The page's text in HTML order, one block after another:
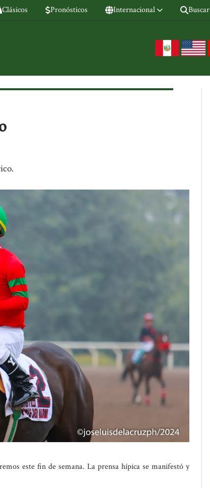
Clásicos Pronósticos Internacional Buscar
este fin de semana. La prensa hípica se manifestó y